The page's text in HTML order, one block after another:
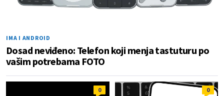
IMA I ANDROID
Dosad neviđeno: Telefon koji menja tastuturu po
vašim potrebama FOTO
0 0